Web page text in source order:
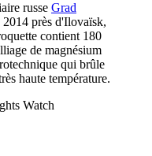
russe Grad
près d'Ilovaïsk,
contient 180
de magnésium
qui brûle
haute température.
Watch